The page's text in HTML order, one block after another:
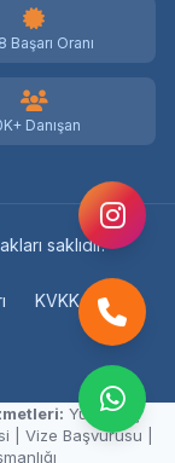
Başarı Oranı
Danışan
saklıdır.
KVKK
Yurtdışı İş
Vize Başvurusu